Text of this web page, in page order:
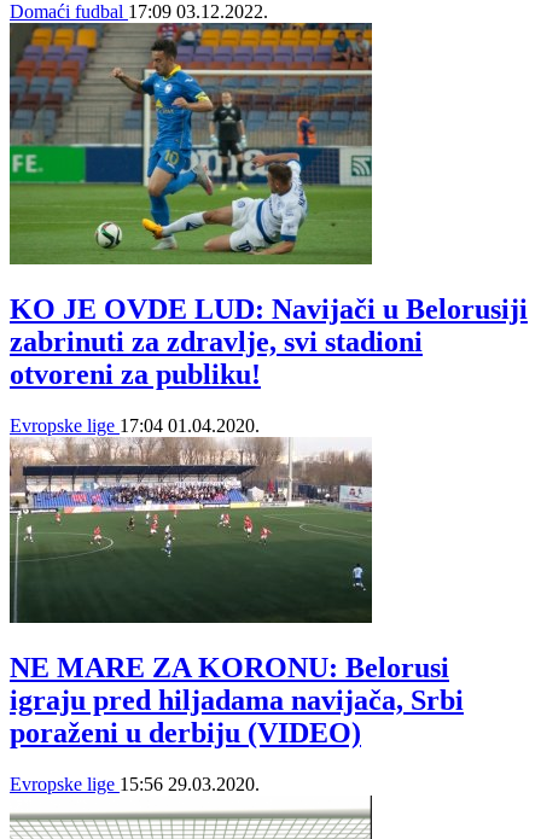
Domaći fudbal 17:09 03.12.2022.
KO JE OVDE LUD: Navijači u Belorusiji
zabrinuti za zdravlje, svi stadioni
otvoreni za publiku!
Evropske lige 17:04 01.04.2020.
NE MARE ZA KORONU: Belorusi
igraju pred hiljadama navijača, Srbi
poraženi u derbiju (VIDEO)
Evropske lige 15:56 29.03.2020.